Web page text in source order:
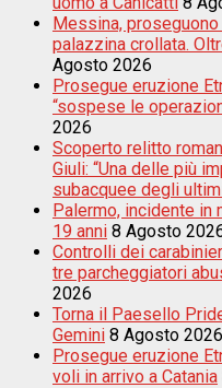
Messina,
palazzina crollata.
Agosto 2026
Prosegue eruzione
“sospese le
2026
Scoperto relitto
Giuli: “Una delle più
subacquee degli
Palermo, incidente in
19 anni 8 Agosto
Controlli dei
tre parcheggiatori
2026
Torna il Paesello
Gemini 8 Agosto 2026
Prosegue eruzione
voli in arrivo a Catania